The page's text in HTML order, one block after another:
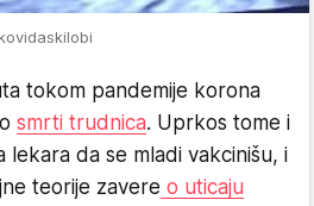
tokom pandemije korona
smrti trudnica. Uprkos tome i
da se mladi vakcinišu, i
teorije zavere o uticaju